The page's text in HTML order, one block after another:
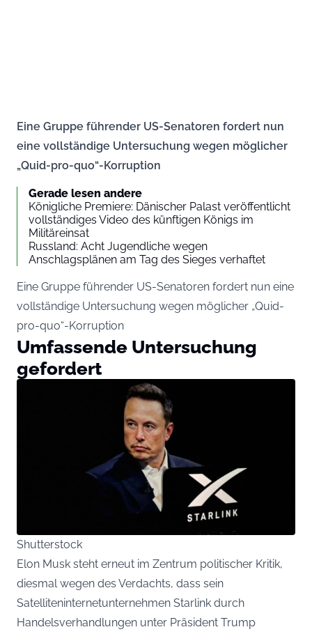
Eine Gruppe führender US-Senatoren fordert nun
eine vollständige Untersuchung wegen möglicher
„Quid-pro-quo“-Korruption
Gerade lesen andere
Königliche Premiere: Dänischer Palast veröffentlicht
vollständiges Video des künftigen Königs im
Militäreinsat
Russland: Acht Jugendliche wegen
Anschlagsplänen am Tag des Sieges verhaftet
Eine Gruppe führender US-Senatoren fordert nun eine
vollständige Untersuchung wegen möglicher „Quid-
pro-quo“-Korruption
Umfassende Untersuchung
gefordert
Shutterstock
Elon Musk steht erneut im Zentrum politischer Kritik,
diesmal wegen des Verdachts, dass sein
Satelliteninternetunternehmen Starlink durch
Handelsverhandlungen unter Präsident Trump